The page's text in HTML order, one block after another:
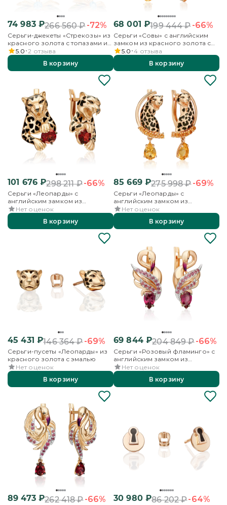
74 983₽266 560₽-72%
Серьги-джекеты «Стрекозы» из
красного золота с топазами и
эмалью
5.0 2 отзыва
В корзину
68 001 ₽199 444₽-66%
Серьги «Совы» с английским
замком из красного золота с
кварцем дымчатым, цитринами
и эмалью
5.0 4 отзыва
В корзину
101 676 ₽298 211₽-66%
Серьги «Леопарды» с
английским замком из
красного золота с гранатом и
эмалью
Нет оценок
В корзину
85 669₽275 998₽-69%
Серьги «Леопарды» с
английским замком из
красного золота с цитринами и
эмалью
Нет оценок
В корзину
45 431 ₽146 364₽-69%
Серьги-пусеты «Леопарды» из
красного золота с эмалью
Нет оценок
В корзину
69 844₽204 849₽-66%
Серьги «Розовый фламинго» с
английским замком из
красного золота с гранатами и
эмалью
Нет оценок
В корзину
89 473₽262 418₽-66% 30 980₽86 202₽-64%